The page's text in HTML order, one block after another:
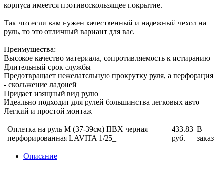
корпуса имеется противоскользящее покрытие.
Так что если вам нужен качественный и надежный чехол на
руль, то это отличный вариант для вас.
Преимущества:
Высокое качество материала, сопротивляемость к истиранию
Длительный срок службы
Предотвращает нежелательную прокрутку руля, а перфорация
- скольжение ладоней
Придает изящный вид рулю
Идеально подходит для рулей большинства легковых авто
Легкий и простой монтаж
Оплетка на руль M (37-39см) ПВХ черная
перфорированная LAVITA 1/25_
433.83
руб.
В
заказ
Описание